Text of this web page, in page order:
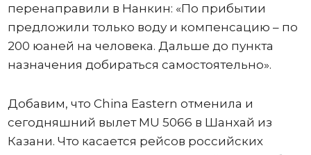
перенаправили в Нанкин: «По прибытии
предложили только воду и компенсацию – по
200 юаней на человека. Дальше до пункта
назначения добираться самостоятельно».
Добавим, что China Eastern отменила и
сегодняшний вылет MU 5066 в Шанхай из
Казани. Что касается рейсов российских